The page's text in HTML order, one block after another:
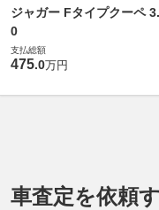
ジャガー Fタイプクーペ 3.
0
支払総額
475.0万円
車査定を依頼